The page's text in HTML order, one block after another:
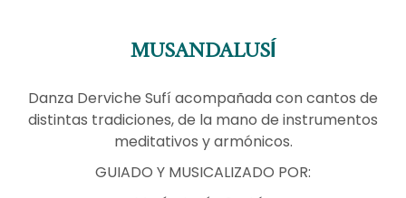
MUSANDALUSÍ
Danza Derviche Sufí acompañada con cantos de
distintas tradiciones, de la mano de instrumentos
meditativos y armónicos.
GUIADO Y MUSICALIZADO POR: